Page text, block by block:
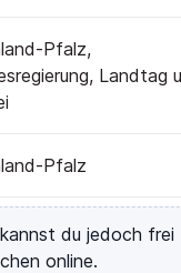
Pfalz,
Landtag
Pfalz
du jedoch frei
online.